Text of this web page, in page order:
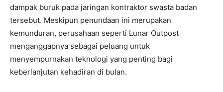
dampak buruk pada jaringan kontraktor swasta badan
tersebut. Meskipun penundaan ini merupakan
kemunduran, perusahaan seperti Lunar Outpost
menganggapnya sebagai peluang untuk
menyempurnakan teknologi yang penting bagi
keberlanjutan kehadiran di bulan.